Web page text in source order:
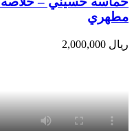
مطهري
ریال